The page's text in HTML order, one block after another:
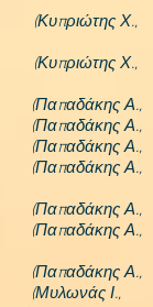
(Κυπριώτης
(Κυπριώτης
(Παπαδάκης
(Παπαδάκης
(Παπαδάκης
(Παπαδάκης
(Παπαδάκης
(Παπαδάκης
(Παπαδάκης
(Μυλωνάς